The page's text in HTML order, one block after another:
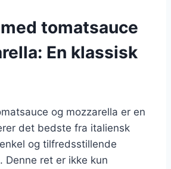
tomatsauce
En klassisk
og mozzarella er en
det bedste fra italiensk
og tilfredsstillende
Denne ret er ikke kun